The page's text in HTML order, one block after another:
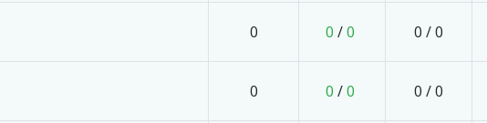
0 0 /0 0 /0
0 0 /0 0 /0